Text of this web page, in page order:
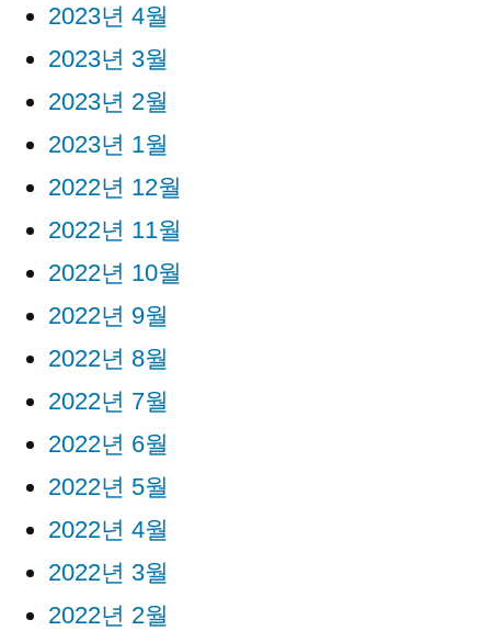
2023년 4월
2023년 3월
2023년 2월
2023년 1월
2022년 12월
2022년 11월
2022년 10월
2022년 9월
2022년 8월
2022년 7월
2022년 6월
2022년 5월
2022년 4월
2022년 3월
2022년 2월